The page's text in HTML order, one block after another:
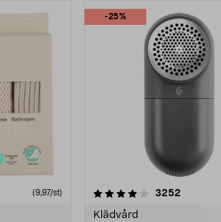
(9,97/st)
-25%
3252
Klädvård
4.5av 5 stjärnor